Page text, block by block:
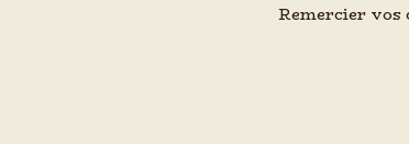
Remercier